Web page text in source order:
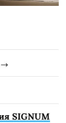
SIGNUM